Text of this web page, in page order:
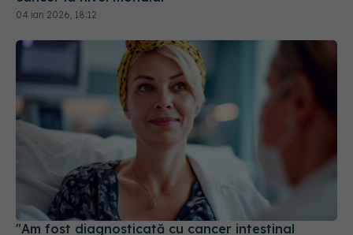
04 ian 2026, 18:12
"Am fost diagnosticată cu cancer intestinal